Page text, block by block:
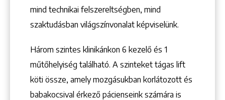
mind technikai felszereltségben, mind
szaktudásban világszínvonalat képviselünk.
Három szintes klinikánkon 6 kezelő ­és 1
műtőhelyiség található. A szinteket tágas lift
köti össze, amely mozgásukban korlátozott és
babakocsival érkező pácienseink számára is